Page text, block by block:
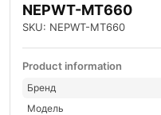
NEPWT-MT660
SKU: NEPWT-MT660
Product information
Бренд
Модель